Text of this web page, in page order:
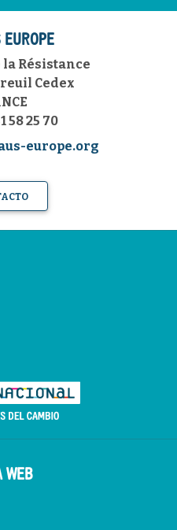
la Résistance
Cedex
58 25 70
europe.org
WEB